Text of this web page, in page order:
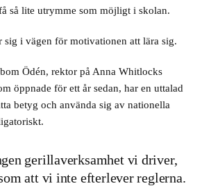
så lite utrymme som möjligt i skolan.
sig i vägen för motivationen att lära sig.
Ödén, rektor på Anna Whitlocks
öppnade för ett år sedan, har en uttalad
betyg och använda sig av nationella
gerillaverksamhet vi driver,
att vi inte efterlever reglerna.